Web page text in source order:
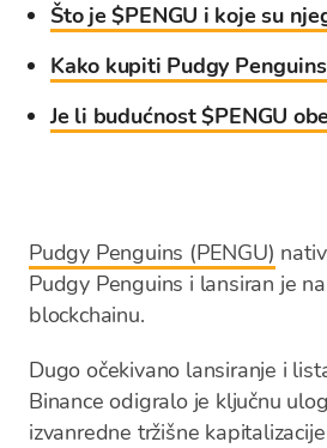
Što je $PENGU i koje su
Kako kupiti Pudgy
Je li budućnost $PENGU
Pudgy Penguins (PENGU)
Pudgy Penguins i lansiran je
blockchainu.
Dugo očekivano lansiranje i
Binance odigralo je ključnu
izvanredne tržišne